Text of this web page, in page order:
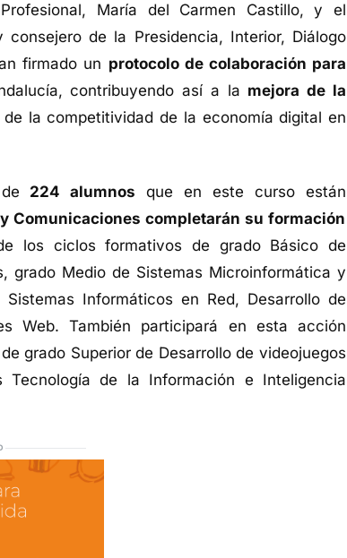
María del Carmen Castillo, y el
de la Presidencia, Interior, Diálogo
firmado un protocolo de colaboración para
contribuyendo así a la mejora de la
la competitividad de la economía digital en
224 alumnos que en este curso están
Comunicaciones completarán su formación
los ciclos formativos de grado Básico de
grado Medio de Sistemas Microinformática y
Informáticos en Red, Desarrollo de
Web. También participará en esta acción
grado Superior de Desarrollo de videojuegos
de la Información e Inteligencia